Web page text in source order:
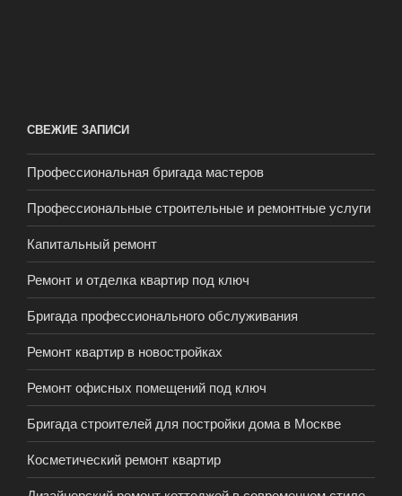
СВЕЖИЕ ЗАПИСИ
Профессиональная бригада мастеров
Профессиональные строительные и ремонтные услуги
Капитальный ремонт
Ремонт и отделка квартир под ключ
Бригада профессионального обслуживания
Ремонт квартир в новостройках
Ремонт офисных помещений под ключ
Бригада строителей для постройки дома в Москве
Косметический ремонт квартир